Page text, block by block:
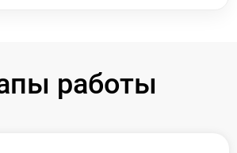
работы